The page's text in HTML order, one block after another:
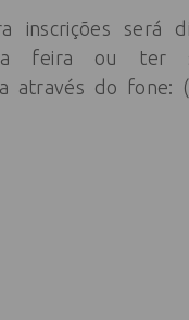
será
feira ou ter
através do fone: